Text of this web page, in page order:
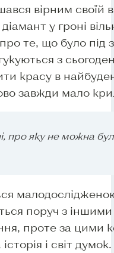
вірним своїй
у гроні
те, що було під
з
красу в
завжди мало
про яку не можна
поруч з
проте за цими
і світ